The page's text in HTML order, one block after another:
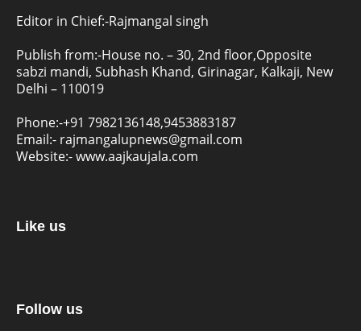
Editor in Chief:-Rajmangal singh
Publish from:-House no. – 30, 2nd floor,Opposite
sabzi mandi, Subhash Khand, Girinagar, Kalkaji, New
Delhi – 110019
Phone:-+91 7982136148,9453883187
Email:- rajmangalupnews@gmail.com
Website:-www.aajkaujala.com
Like us
Follow us